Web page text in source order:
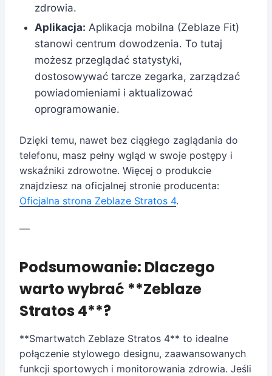
zdrowia.
Aplikacja: Aplikacja mobilna (Zeblaze Fit)
stanowi centrum dowodzenia. To tutaj
możesz przeglądać statystyki,
dostosowywać tarcze zegarka, zarządzać
powiadomieniami i aktualizować
oprogramowanie.
Dzięki temu, nawet bez ciągłego zaglądania do
telefonu, masz pełny wgląd w swoje postępy i
wskaźniki zdrowotne. Więcej o produkcie
znajdziesz na oficjalnej stronie producenta:
Oficjalna strona Zeblaze Stratos 4.
—
Podsumowanie: Dlaczego
warto wybrać **Zeblaze
Stratos 4**?
**Smartwatch Zeblaze Stratos 4** to idealne
połączenie stylowego designu, zaawansowanych
funkcji sportowych i monitorowania zdrowia. Jeśli